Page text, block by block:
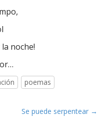
noche!
poemas
Se puede serpentear →